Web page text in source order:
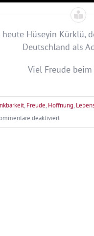
Hüseyin Kürklü,
Deutschland als
Viel Freude
, Freude, Hoffnung,
deaktiviertfür